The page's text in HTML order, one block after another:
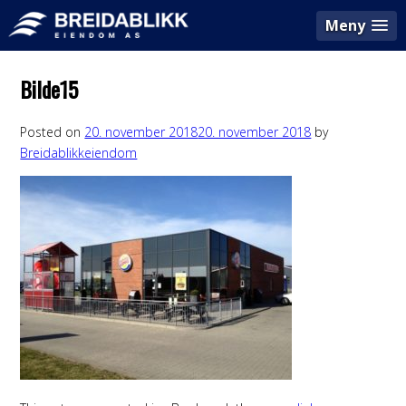
Meny
Bilde15
Posted on 20. november 201820. november 2018 by
Breidablikkeiendom